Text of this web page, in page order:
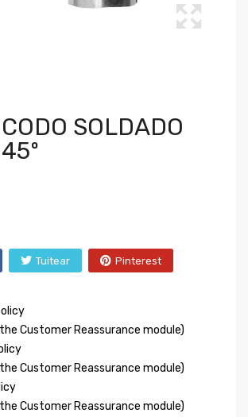
CODO SOLDADO
45º
Tuitear Pinterest
Customer Reassurance module)
Customer Reassurance module)
Customer Reassurance module)